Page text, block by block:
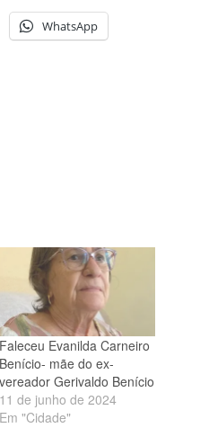
WhatsApp
Faleceu Evanilda Carneiro
Benício- mãe do ex-
vereador Gerivaldo Benício
11 de junho de 2024
Em "Cidade"